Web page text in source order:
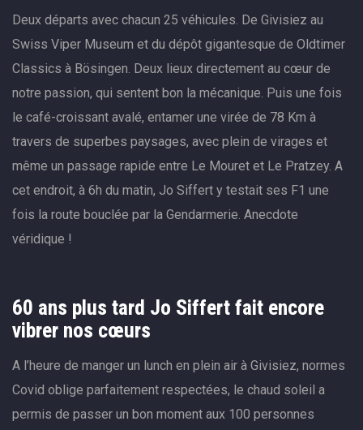
Deux départs avec chacun 25 véhicules. De Givisiez au
Swiss Viper Museum et du dépôt gigantesque de Oldtimer
Classics à Bösingen. Deux lieux directement au cœur de
notre passion, qui sentent bon la mécanique. Puis une fois
le café-croissant avalé, entamer une virée de 78 Km à
travers de superbes paysages, avec plein de virages et
même un passage rapide entre Le Mouret et Le Pratzey. A
cet endroit, à 6h du matin, Jo Siffert y testait ses F1 une
fois la route bouclée par la Gendarmerie. Anecdote
véridique !
60 ans plus tard Jo Siffert fait encore
vibrer nos cœurs
A l’heure de manger un lunch en plein air à Givisiez, normes
Covid oblige parfaitement respectées, le chaud soleil a
permis de passer un bon moment aux 100 personnes